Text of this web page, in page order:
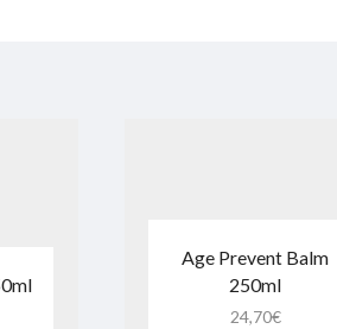
Age Prevent Balm
250ml
24,70€